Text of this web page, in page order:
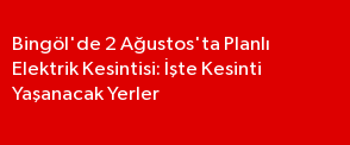
Bingöl'de 2 Ağustos'ta Planlı
Elektrik Kesintisi: İşte Kesinti
Yaşanacak Yerler